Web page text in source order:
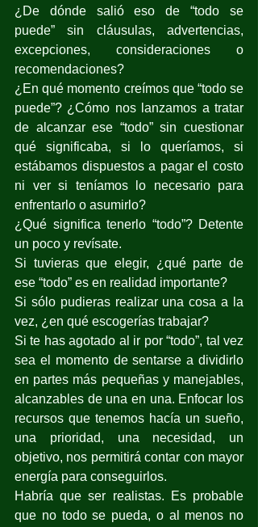
¿De dónde salió eso de “todo se
puede” sin cláusulas, advertencias,
excepciones, consideraciones o
recomendaciones?
¿En qué momento creímos que “todo se
puede”? ¿Cómo nos lanzamos a tratar
de alcanzar ese “todo” sin cuestionar
qué significaba, si lo queríamos, si
estábamos dispuestos a pagar el costo
ni ver si teníamos lo necesario para
enfrentarlo o asumirlo?
¿Qué significa tenerlo “todo”? Detente
un poco y revísate.
Si tuvieras que elegir, ¿qué parte de
ese “todo” es en realidad importante?
Si sólo pudieras realizar una cosa a la
vez, ¿en qué escogerías trabajar?
Si te has agotado al ir por “todo”, tal vez
sea el momento de sentarse a dividirlo
en partes más pequeñas y manejables,
alcanzables de una en una. Enfocar los
recursos que tenemos hacía un sueño,
una prioridad, una necesidad, un
objetivo, nos permitirá contar con mayor
energía para conseguirlos.
Habría que ser realistas. Es probable
que no todo se pueda, o al menos no